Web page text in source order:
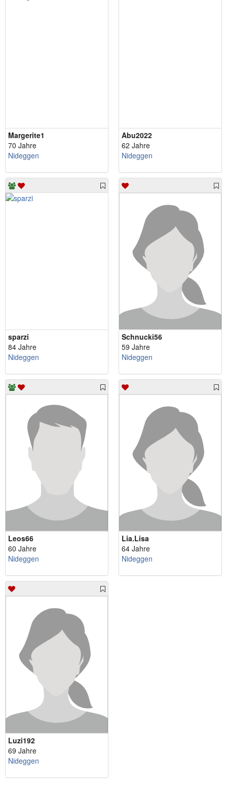
Margerite1
70 Jahre
Nideggen
Abu2022
62 Jahre
Nideggen
sparzi
84 Jahre
Nideggen
Schnucki56
59 Jahre
Nideggen
Leos66
60 Jahre
Nideggen
Lia.Lisa
64 Jahre
Nideggen
Luzi192
69 Jahre
Nideggen